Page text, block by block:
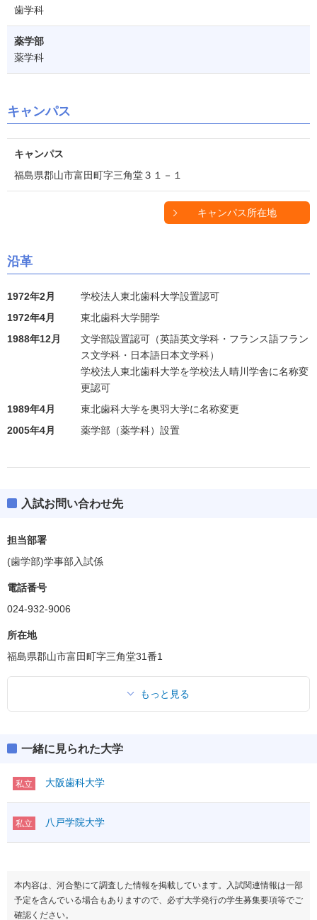
歯学科
薬学部
薬学科
キャンパス
キャンパス
福島県郡山市富田町字三角堂３１－１
キャンパス所在地
沿革
1972年2月
学校法人東北歯科大学設置認可
1972年4月
東北歯科大学開学
1988年12月
文学部設置認可（英語英文学科・フランス語フラン
ス文学科・日本語日本文学科）
学校法人東北歯科大学を学校法人晴川学舎に名称変
更認可
1989年4月
東北歯科大学を奥羽大学に名称変更
2005年4月
薬学部（薬学科）設置
入試お問い合わせ先
担当部署
(歯学部)学事部入試係
電話番号
024-932-9006
所在地
福島県郡山市富田町字三角堂31番1
もっと見る
一緒に見られた大学
私立 大阪歯科大学
私立 八戸学院大学
本内容は、河合塾にて調査した情報を掲載しています。入試関連情報は一部
予定を含んでいる場合もありますので、必ず大学発行の学生募集要項等でご
確認ください。